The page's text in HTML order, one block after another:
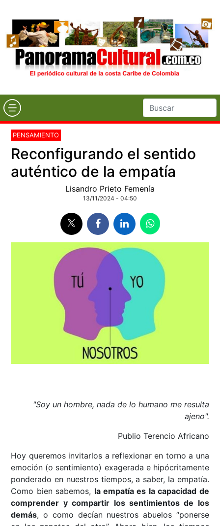
PENSAMIENTO
Reconfigurando el sentido
auténtico de la empatía
Lisandro Prieto Femenía
13/11/2024 - 04:50
"Soy un hombre, nada de lo humano me resulta
ajeno".
Publio Terencio Africano
Hoy queremos invitarlos a reflexionar en torno a una
emoción (o sentimiento) exagerada e hipócritamente
ponderado en nuestros tiempos, a saber, la empatía.
Como bien sabemos, la empatía es la capacidad de
comprender y compartir los sentimientos de los
demás, o como decían nuestros abuelos “ponerse